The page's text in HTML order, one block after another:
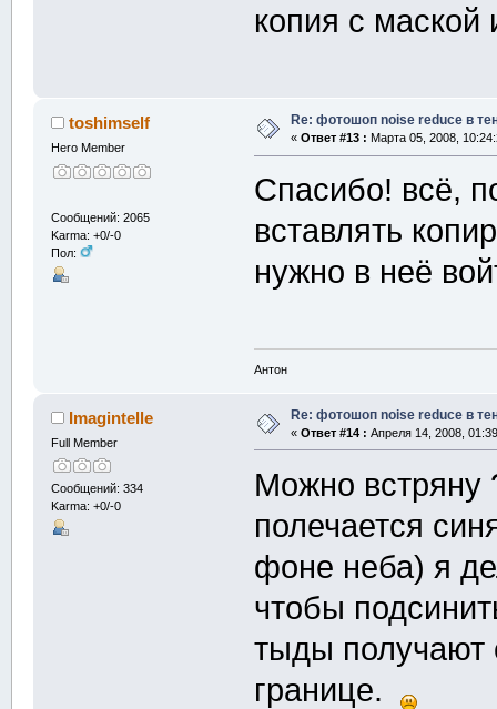
копия с маской
toshimself
Hero Member
Сообщений: 2065
Karma: +0/-0
Пол:
Re: фотошоп noise reduсe в
« Ответ #13 : Марта 05, 2008,
Спасибо! всё,
вставлять
нужно в неё
Антон
Imagintelle
Full Member
Сообщений: 334
Karma: +0/-0
Re: фотошоп noise reduсe в
« Ответ #14 : Апреля 14, 2008,
Можно встряну
полечается
фоне неба) я
чтобы
тыды получают
границе.